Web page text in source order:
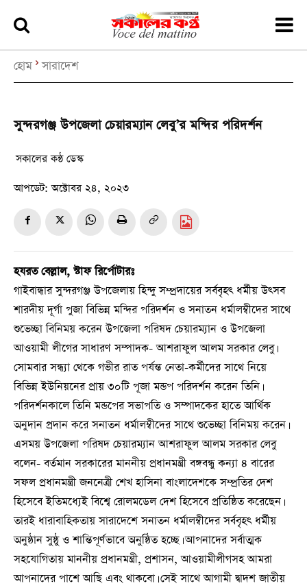
হোম সারাদেশ
সুন্দরগঞ্জ উপজেলা চেয়ারম্যান লেবু’র মন্দির পরিদর্শন
সকালের কন্ঠ ডেস্ক
আপডেট: অক্টোবর ২৪, ২০২৩
হযরত বেল্লাল, স্টাফ রির্পোটারঃ
গাইবান্ধার সুন্দরগঞ্জ উপজেলায় হিন্দু সম্প্রদায়ের সর্ববৃহৎ ধর্মীয় উৎসব
শারদীয় দূর্গা পুজা বিভিন্ন মন্দির পরিদর্শন ও সনাতন ধর্মালম্বীদের সাথে
শুভেচ্ছা বিনিময় করেন উপজেলা পরিষদ চেয়ারম্যান ও উপজেলা
আওয়ামী লীগের সাধারণ সম্পাদক- আশরাফুল আলম সরকার লেবু।
সোমবার সন্ধ্যা থেকে গভীর রাত পর্যন্ত নেতা-কর্মীদের সাথে নিয়ে
বিভিন্ন ইউনিয়নের প্রায় ৩০টি পূজা মন্ডপ পরিদর্শন করেন তিনি।
পরিদর্শনকালে তিনি মন্ডপের সভাপতি ও সম্পাদকের হাতে আর্থিক
অনুদান প্রদান করে সনাতন ধর্মালম্বীদের সাথে শুভেচ্ছা বিনিময় করেন।
এসময় উপজেলা পরিষদ চেয়ারম্যান আশরাফুল আলম সরকার লেবু
বলেন- বর্তমান সরকারের মাননীয় প্রধানমন্ত্রী বঙ্গবন্ধু কন্যা ৪ বারের
সফল প্রধানমন্ত্রী জননেত্রী শেখ হাসিনা বাংলাদেশকে সম্প্রতির দেশ
হিসেবে ইতিমধ্যেই বিশ্বে রোলমডেল দেশ হিসেবে প্রতিষ্ঠিত করেছেন।
তারই ধারাবাহিকতায় সারাদেশে সনাতন ধর্মালম্বীদের সর্ববৃহৎ ধর্মীয়
অনুষ্ঠান সুষ্ঠু ও শান্তিপূর্ণভাবে অনুষ্ঠিত হচ্ছে। আপনাদের সর্বাত্মক
সহযোগিতায় মাননীয় প্রধানমন্ত্রী, প্রশাসন, আওয়ামীলীগসহ আমরা
আপনাদের পাশে আছি এবং থাকবো। সেই সাথে আগামী দ্বাদশ জাতীয়